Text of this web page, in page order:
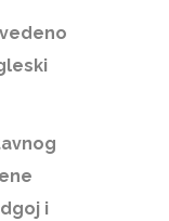
i